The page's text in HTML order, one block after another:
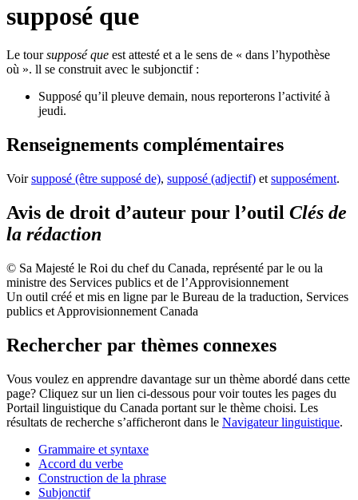
supposé que
Le toursupposé que est attesté et a le sens de « dans l’hypothèse
où ». ll se construit avec le subjonctif :
Supposé qu’il pleuve demain, nous reporterons l’activité à
jeudi.
Renseignements complémentaires
Voirsupposé (être supposé de), supposé (adjectif) et supposément.
Avis de droit d’auteur pour l’outil Clés de
la rédaction
© Sa Majesté le Roi du chef du Canada, représenté par le ou la
ministre des Services publics et de l’Approvisionnement
Un outil créé et mis en ligne par le Bureau de la traduction, Services
publics et Approvisionnement Canada
Rechercher par thèmes connexes
Vous voulez en apprendre davantage sur un thème abordé dans cette
page? Cliquez sur un lien ci-dessous pour voir toutes les pages du
Portail linguistique du Canada portant sur le thème choisi. Les
résultats de recherche s’afficheront dans le Navigateur linguistique.
Grammaire et syntaxe
Accord du verbe
Construction de la phrase
Subjonctif